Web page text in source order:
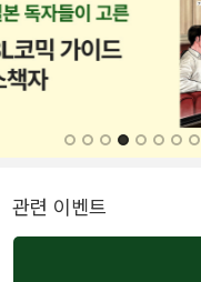
관련 이벤트